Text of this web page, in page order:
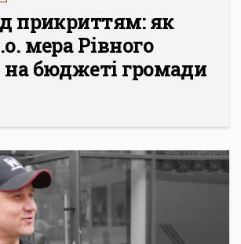
прикриттям: як
мера Рівного
на бюджеті громади